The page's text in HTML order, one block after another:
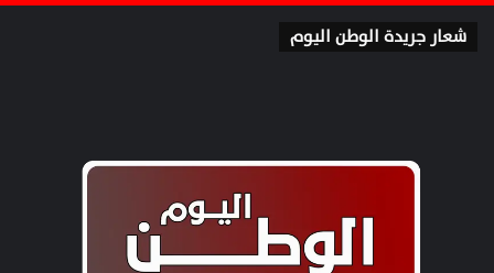
شعار جريدة الوطن اليوم